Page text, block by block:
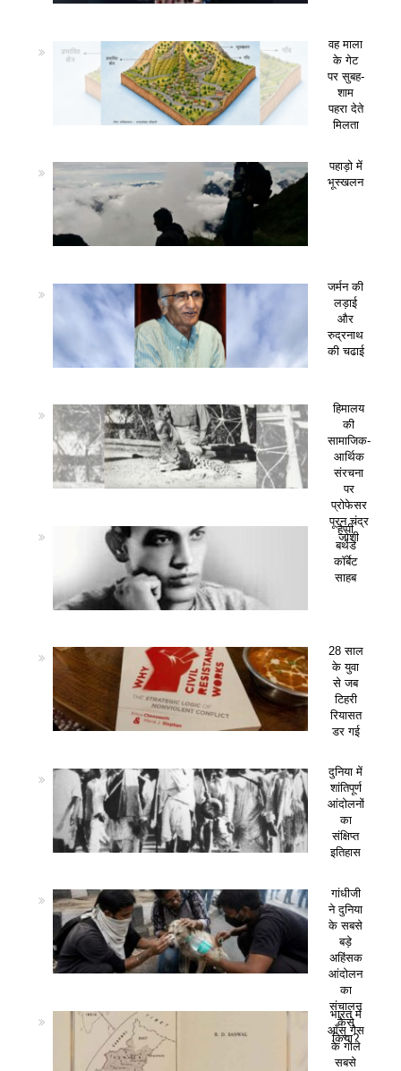
वह माला
के गेट
पर सुबह-
शाम
पहरा देते
मिलता
पहाड़ो में
भूस्खलन
जर्मन की
लड़ाई
और
रुद्रनाथ
की चढाई
हिमालय
की
सामाजिक-
आर्थिक
संरचना
पर
प्रोफेसर
पूरन चंद्र
जोशी
हैप्पी
बर्थडे
कॉर्बेट
साहब
28 साल
के युवा
से जब
टिहरी
रियासत
डर गई
दुनिया में
शांतिपूर्ण
आंदोलनों
का
संक्षिप्त
इतिहास
गांधीजी
ने दुनिया
के सबसे
बड़े
अहिंसक
आंदोलन
का
संचालन
कैसे
किया?
भारत में
आँसू गैस
के गोले
सबसे